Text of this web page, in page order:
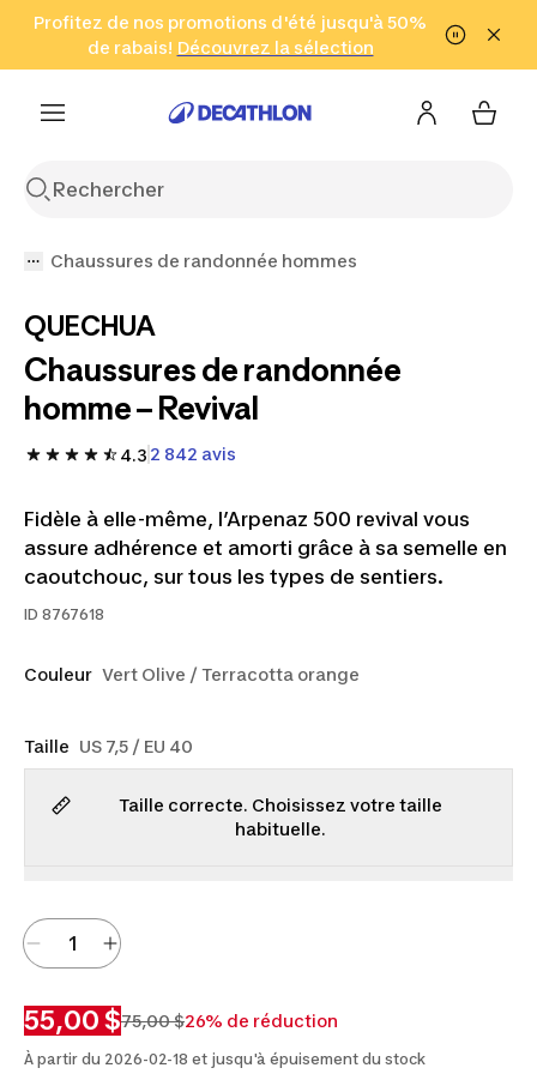
Aller à la recherche Aller au contenu Aller au pied de
Profitez de nos promotions d'été jusqu'à 50%
de rabais! Découvrez la sélection
Cliquez ici
en seulement 2 h!
(Zones sélectionnées)
Chaussures de randonnée hommes
QUECHUA
Chaussures de randonnée
homme – Revival
4.3 2 842 avis
Fidèle à elle-même, l’Arpenaz 500 revival vous
assure adhérence et amorti grâce à sa semelle en
caoutchouc, sur tous les types de sentiers.
ID 8767618
Couleur Vert Olive / Terracotta orange
Taille US 7,5 / EU 40
Taille correcte. Choisissez votre taille
habituelle.
55,00 $75,00 $26% de réduction
À partir du 2026-02-18 et jusqu'à épuisement du stock